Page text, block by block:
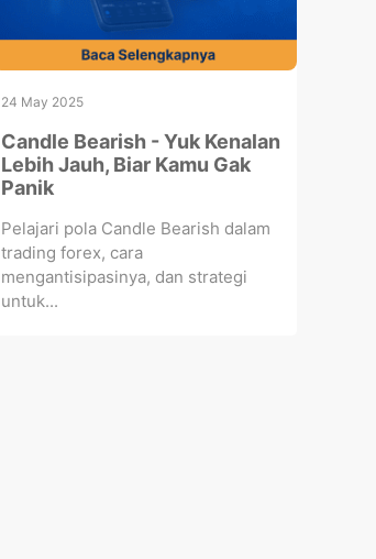
24 May 2025
Candle Bearish - Yuk Kenalan
Lebih Jauh, Biar Kamu Gak
Panik
Pelajari pola Candle Bearish dalam
trading forex, cara
mengantisipasinya, dan strategi
untuk...